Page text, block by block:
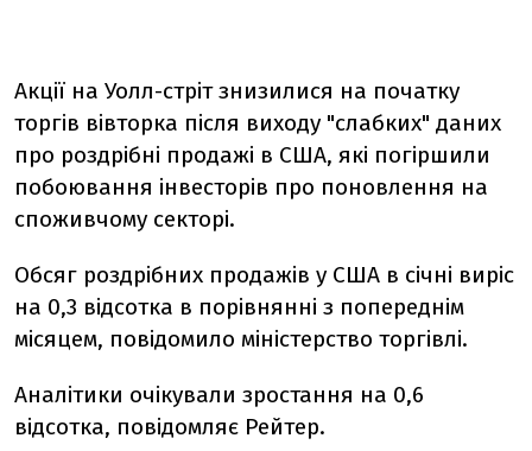
Акції на Уолл-стріт знизилися на початку
торгів вівторка після виходу "слабких" даних
про роздрібні продажі в США, які погіршили
побоювання інвесторів про поновлення на
споживчому секторі.
Обсяг роздрібних продажів у США в січні виріс
на 0,3 відсотка в порівнянні з попереднім
місяцем, повідомило міністерство торгівлі.
Аналітики очікували зростання на 0,6
відсотка, повідомляє Рейтер.